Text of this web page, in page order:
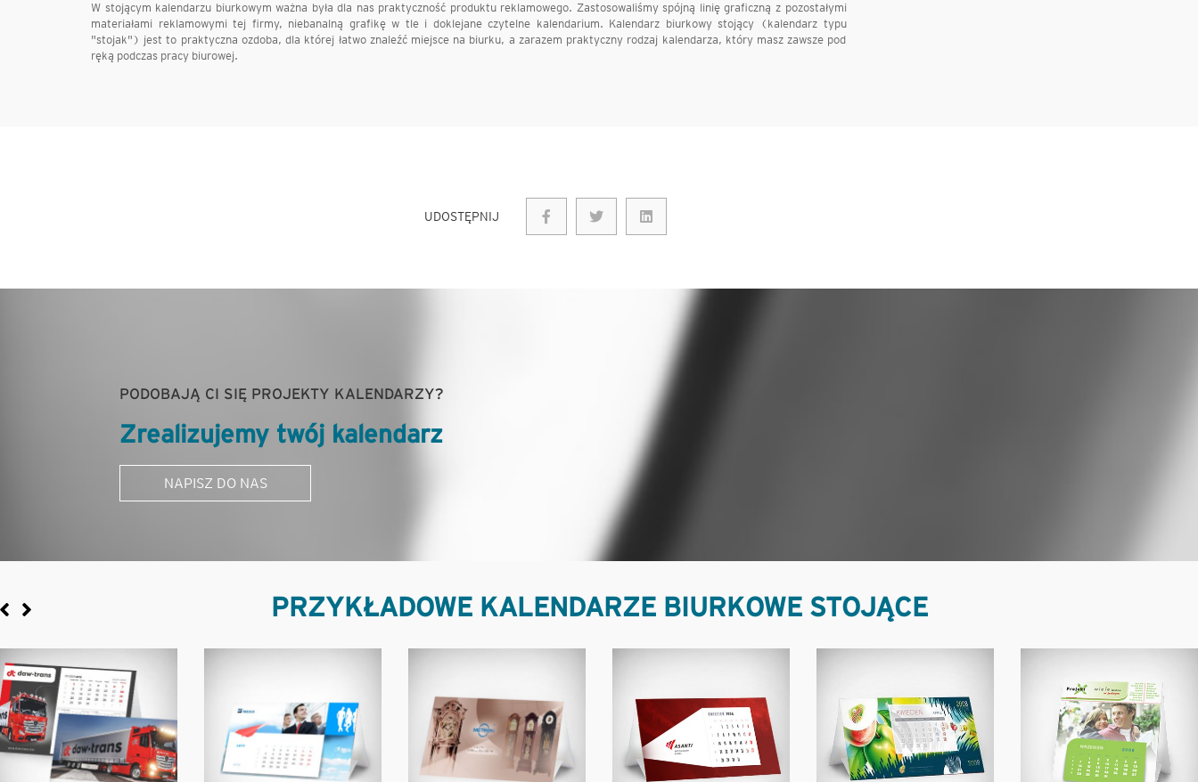
W stojącym kalendarzu biurkowym ważna była dla nas praktyczność produktu reklamowego. Zastosowaliśmy spójną linię graficzną z pozostałymi
materiałami reklamowymi tej firmy, niebanalną grafikę w tle i doklejane czytelne kalendarium. Kalendarz biurkowy stojący (kalendarz typu
"stojak") jest to praktyczna ozdoba, dla której łatwo znaleźć miejsce na biurku, a zarazem praktyczny rodzaj kalendarza, który masz zawsze pod
ręką podczas pracy biurowej.
UDOSTĘPNIJ
PODOBAJĄ CI SIĘ PROJEKTY KALENDARZY?
Zrealizujemy twój kalendarz
NAPISZ DO NAS
PRZYKŁADOWE KALENDARZE BIURKOWE STOJĄCE